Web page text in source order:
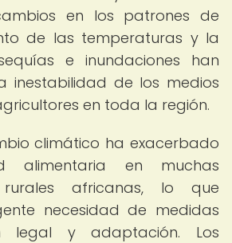
en los patrones de
de las temperaturas y la
e inundaciones han
inestabilidad de los medios
en toda la región.
climático ha exacerbado
alimentaria en muchas
rurales africanas, lo que
necesidad de medidas
legal y adaptación. Los